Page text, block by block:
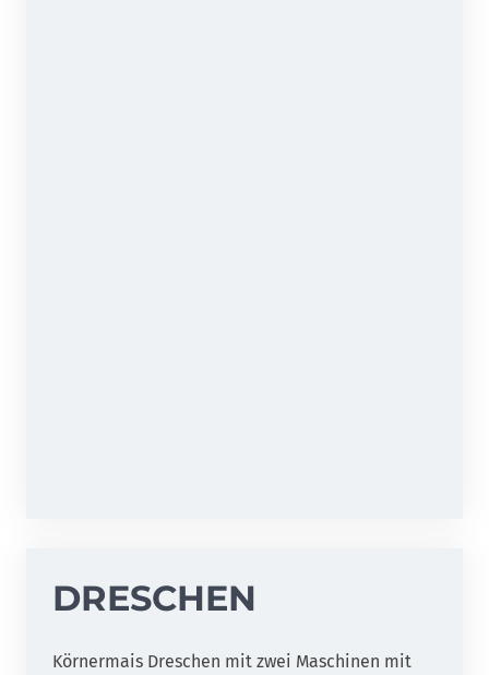
DRESCHEN
Körnermais Dreschen mit zwei Maschinen mit